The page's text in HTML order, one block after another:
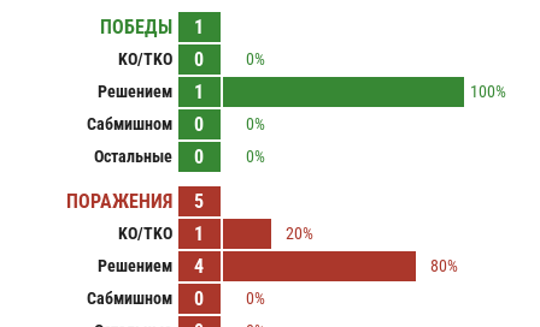
ПОБЕДЫ
1
KO/TKO 0
0%
Решением
1
100%
Сабмишном
0
0%
Остальные
0 0%
ПОРАЖЕНИЯ 5
KO/TKO 1
20%
Решением
4
80%
Сабмишном
0
0%